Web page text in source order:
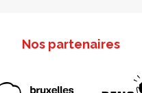
Nos partenaires